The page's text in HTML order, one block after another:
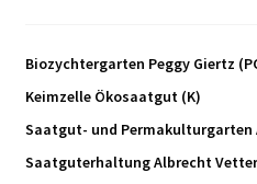
Biozychtergarten Peggy Giertz
Keimzelle Ökosaatgut (K)
Saatgut- und Permakulturgarten
Saatguterhaltung Albrecht